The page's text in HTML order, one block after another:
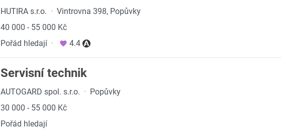
HUTIRA s.r.o. · Vintrovna 398, Popůvky
40 000 - 55 000 Kč
Pořád hledají · 4.4
Servisní technik
AUTOGARD spol. s.r.o. · Popůvky
30 000 - 55 000 Kč
Pořád hledají